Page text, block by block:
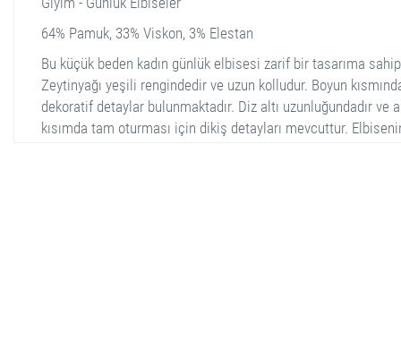
64% Pamuk, 33% Viskon, 3% Elestan
Bu küçük beden kadın günlük elbisesi zarif bir tasarıma
Zeytinyağı yeşili rengindedir ve uzun kolludur. Boyun
dekoratif detaylar bulunmaktadır. Diz altı uzunluğundadır ve
kısımda tam oturması için dikiş detayları mevcuttur.